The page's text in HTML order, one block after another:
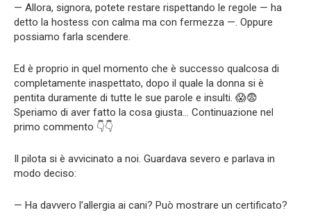
— Allora, signora, potete restare rispettando le regole — ha
detto la hostess con calma ma con fermezza —. Oppure
possiamo farla scendere.
Ed è proprio in quel momento che è successo qualcosa di
completamente inaspettato, dopo il quale la donna si è
pentita duramente di tutte le sue parole e insulti. 😱😨
Speriamo di aver fatto la cosa giusta… Continuazione nel
primo commento 👇👇
Il pilota si è avvicinato a noi. Guardava severo e parlava in
modo deciso:
— Ha davvero l’allergia ai cani? Può mostrare un certificato?